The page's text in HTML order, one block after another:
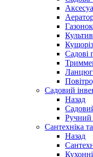
Садові
Садовий
Назад
Ручний
Сантехніка
Назад